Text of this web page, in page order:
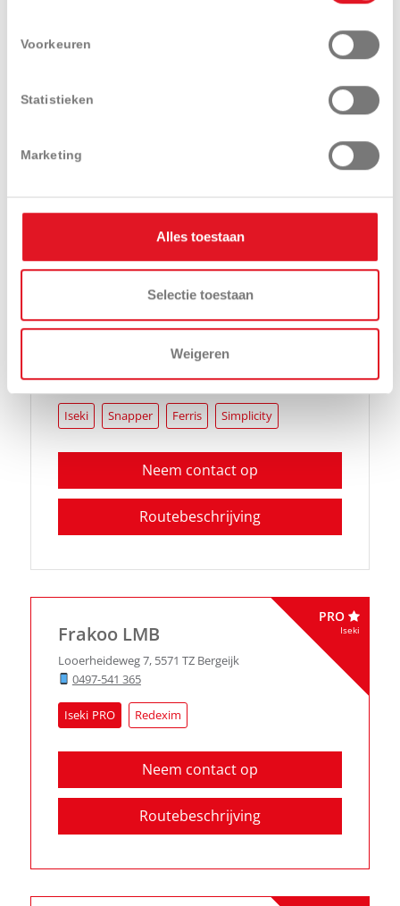
Voorkeuren
Statistieken
Marketing
Alles toestaan
Selectie toestaan
Weigeren
Routebeschrijving
Eemsned Mechanisatie
Middelstum
06-51576807
Iseki Snapper Ferris Simplicity
Neem contact op
Routebeschrijving
Frakoo LMB
Looerheideweg 7, 5571 TZ Bergeijk
0497-541 365
Iseki Redexim
Neem contact op
Routebeschrijving
PRO
Iseki